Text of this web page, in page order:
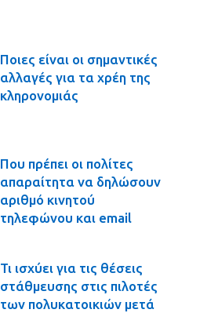
Ποιες είναι οι σημαντικές
αλλαγές για τα χρέη της
κληρονομιάς
Που πρέπει οι πολίτες
απαραίτητα να δηλώσουν
αριθμό κινητού
τηλεφώνου και email
Τι ισχύει για τις θέσεις
στάθμευσης στις πιλοτές
των πολυκατοικιών μετά